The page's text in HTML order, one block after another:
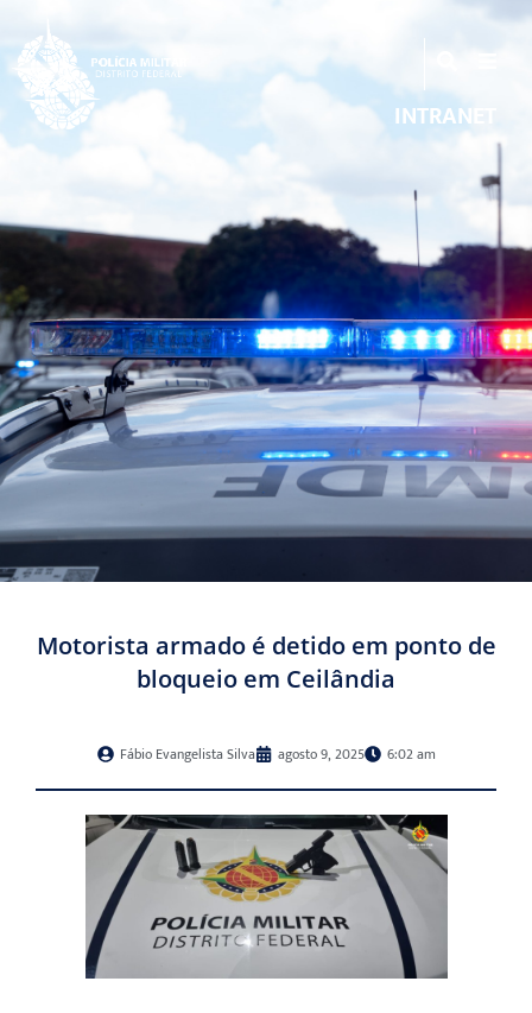
INTRANET
Motorista armado é detido em ponto de
bloqueio em Ceilândia
Fábio Evangelista Silva agosto 9, 2025 6:02 am